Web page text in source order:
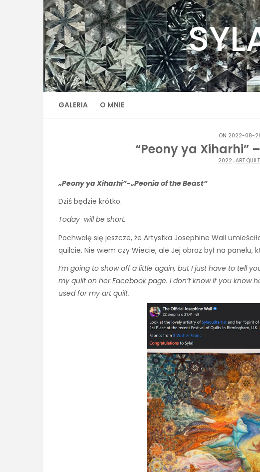
GALERIA O MNIE
ON 2022-08-
“Peony ya Xiharhi”
2022 .ART
„Peony ya Xiharhi”-„Peonia of the Beast”
Dziś będzie krótko.
Today will be short.
Pochwalę się jeszcze, że Artystka Josephine Wall
quilcie. Nie wiem czy Wiecie, ale Jej obraz był na
I’m going to show off a little again, but I just have to tell
my quilt on herFacebookpage. I don’t know if you know
used for my art quilt.